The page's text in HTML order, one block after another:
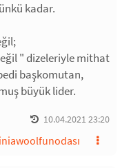
kadar.
" dizeleriyle mithat
başkomutan,
büyük lider.
10.04.2021 23:20